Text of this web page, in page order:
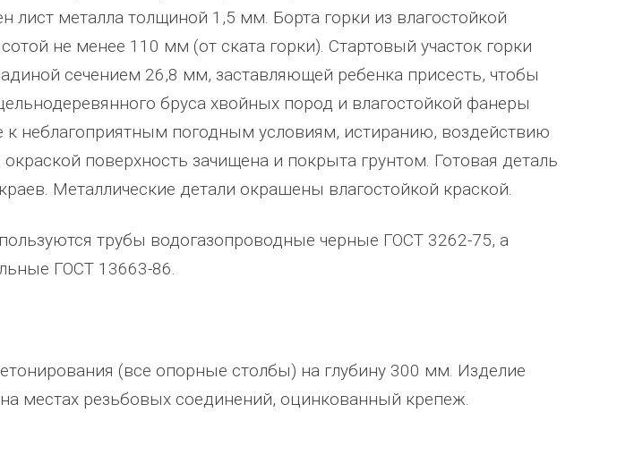
многих
площадка. В нашей деревне всего 37
дворов и 84 фактически
теплые и искренние поздравления по
случаю Дня предпринимателя!
"Егоза" за успешное и
сотрудничество. Детское игровое
лист металла толщиной 1,5 мм. Борта горки из влагостойкой
не менее 110 мм (от ската горки). Стартовый участок горки
сечением 26,8 мм, заставляющей ребенка присесть, чтобы
бруса хвойных пород и влагостойкой фанеры
к неблагоприятным погодным условиям, истиранию, воздействию
поверхность зачищена и покрыта грунтом. Готовая деталь
Металлические детали окрашены влагостойкой краской.
трубы водогазопроводные черные ГОСТ 3262-75, а
ГОСТ 13663-86.
(все опорные столбы) на глубину 300 мм. Изделие
местах резьбовых соединений, оцинкованный крепеж.